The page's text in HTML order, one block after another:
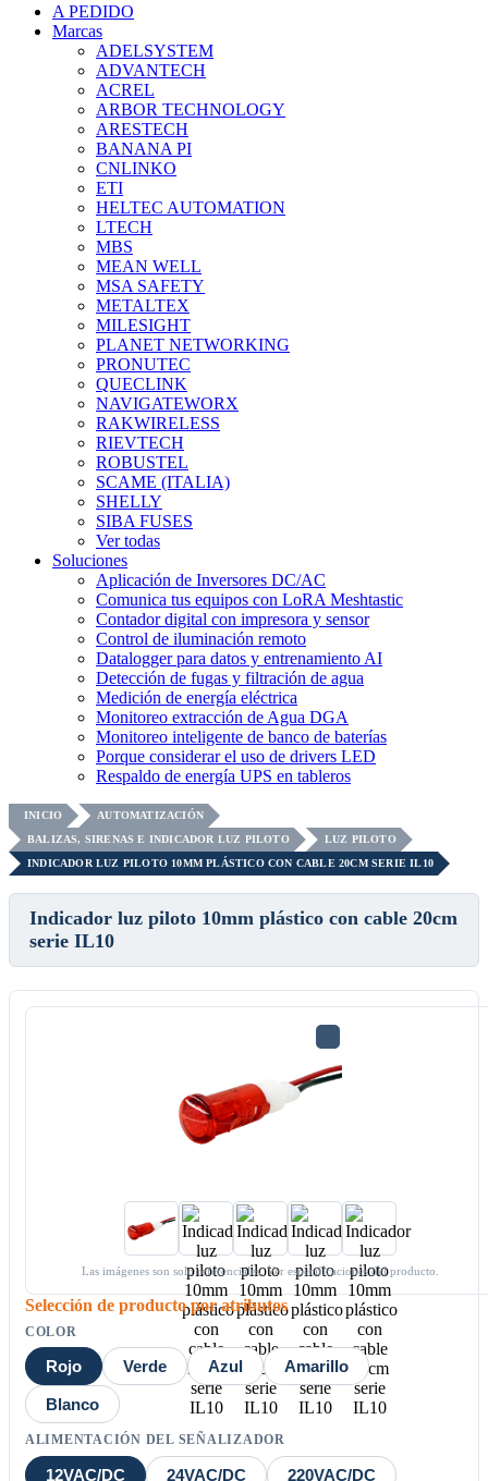
A PEDIDO
Marcas
ADELSYSTEM
ADVANTECH
ACREL
ARBOR TECHNOLOGY
ARESTECH
BANANA PI
CNLINKO
ETI
HELTEC AUTOMATION
LTECH
MBS
MEAN WELL
MSA SAFETY
METALTEX
MILESIGHT
PLANET NETWORKING
PRONUTEC
QUECLINK
NAVIGATEWORX
RAKWIRELESS
RIEVTECH
ROBUSTEL
SCAME (ITALIA)
SHELLY
SIBA FUSES
Ver todas
Soluciones
Aplicación de Inversores DC/AC
Comunica tus equipos con LoRA Meshtastic
Contador digital con impresora y sensor
Control de iluminación remoto
Datalogger para datos y entrenamiento AI
Detección de fugas y filtración de agua
Medición de energía eléctrica
Monitoreo extracción de Agua DGA
Monitoreo inteligente de banco de baterías
Porque considerar el uso de drivers LED
Respaldo de energía UPS en tableros
INICIO
AUTOMATIZACIÓN
BALIZAS, SIRENAS E INDICADOR LUZ PILOTO
LUZ PILOTO
INDICADOR LUZ PILOTO 10MM PLÁSTICO CON CABLE 20CM SERIE IL10
Indicador luz piloto 10mm plástico con cable 20cm
serie IL10
Las imágenes son solo referenciales. Ver especificaciones del producto.
Selección de producto por atributos
COLOR
Rojo Verde Azul Amarillo
Blanco
ALIMENTACIÓN DEL SEÑALIZADOR
12VAC/DC 24VAC/DC 220VAC/DC